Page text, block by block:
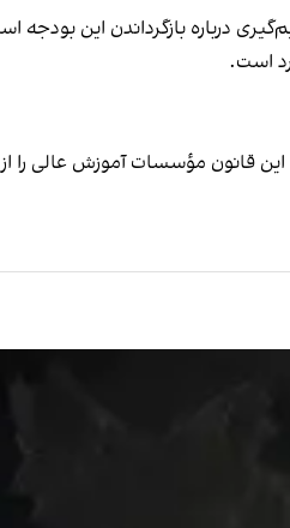
قانون مؤسسات آموزش عالی را از